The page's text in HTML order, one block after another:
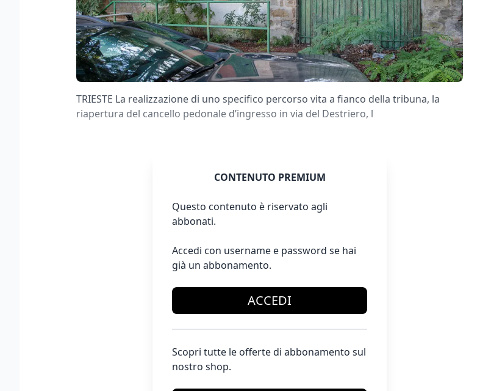
TRIESTE La realizzazione di uno specifico percorso vita a fianco della tribuna, la
riapertura del cancello pedonale d’ingresso in via del Destriero, l
CONTENUTO PREMIUM
Questo contenuto è riservato agli
abbonati.
Accedi con username e password se hai
già un abbonamento.
ACCEDI
Scopri tutte le offerte di abbonamento sul
nostro shop.